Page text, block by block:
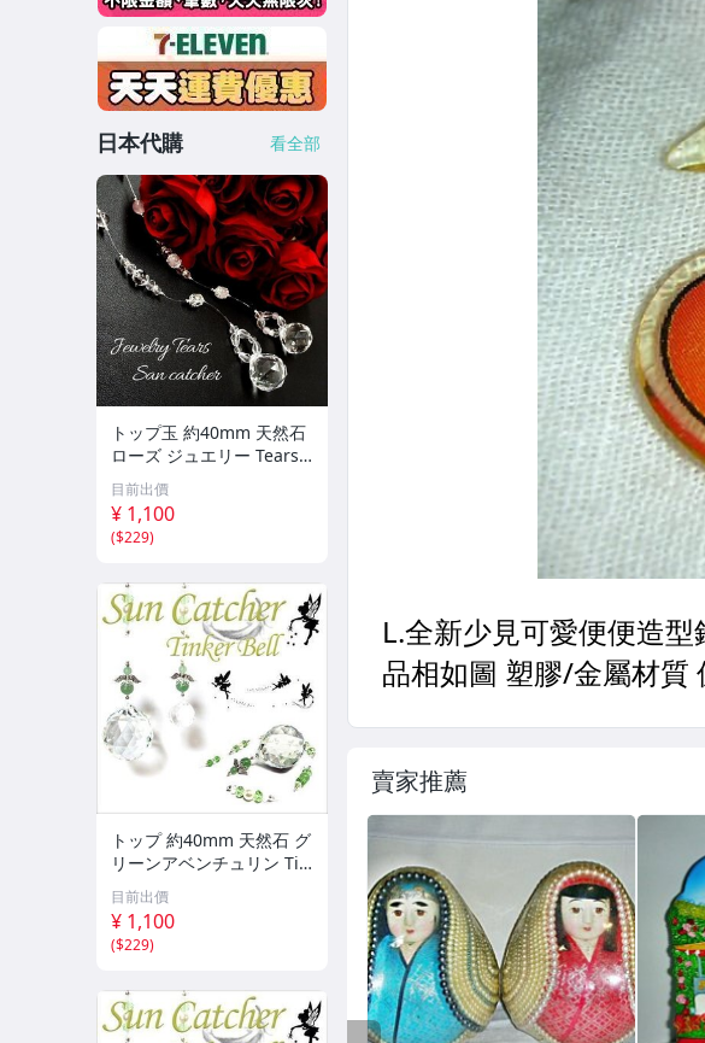
賣家推薦
日本代購 看全部
トップ玉 約40mm 天然石
ローズ ジュエリー Tears
サンキャッチャー パワー
ストーン アクセサリー イ
ンテリア SN1-19-6
目前出價
¥ 1,100
($229)
トップ 約40mm 天然石 グ
リーンアベンチュリン Tin
ker Bell 妖精のサンキャッ
チャー パワーストーン ア
クセサリー インテリア SN
1-13-3
目前出價
¥ 1,100
($229)